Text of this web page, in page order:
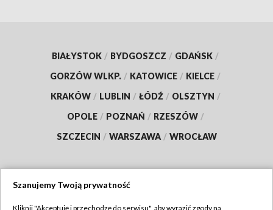
BIAŁYSTOK / BYDGOSZCZ / GDAŃSK /
GORZÓW WLKP. / KATOWICE / KIELCE /
KRAKÓW / LUBLIN / ŁÓDŹ / OLSZTYN /
OPOLE / POZNAŃ / RZESZÓW /
SZCZECIN / WARSZAWA / WROCŁAW
Szanujemy Twoją prywatność
Kliknij "Akceptuję i przechodzę do serwisu", aby wyrazić zgody na